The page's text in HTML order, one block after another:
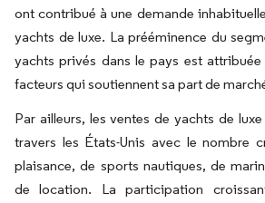
ont contribué à une demande
yachts de luxe. La prééminence du
yachts privés dans le pays est
facteurs qui soutiennent sa part de
Par ailleurs, les ventes de yachts de
travers les États-Unis avec le nombre
plaisance, de sports nautiques, de
de location. La participation